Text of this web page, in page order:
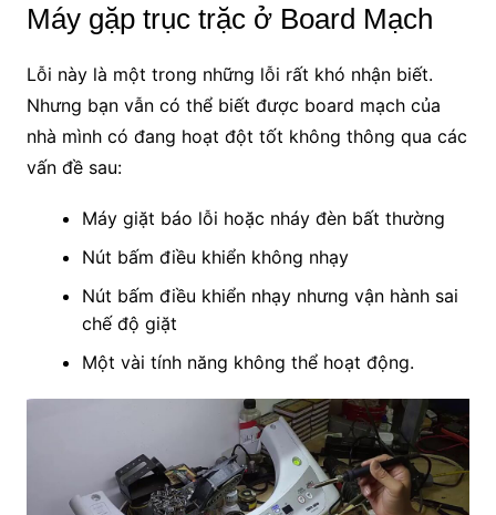
Máy gặp trục trặc ở Board Mạch
Lỗi này là một trong những lỗi rất khó nhận biết.
Nhưng bạn vẫn có thể biết được board mạch của
nhà mình có đang hoạt đột tốt không thông qua các
vấn đề sau:
Máy giặt báo lỗi hoặc nháy đèn bất thường
Nút bấm điều khiển không nhạy
Nút bấm điều khiển nhạy nhưng vận hành sai
chế độ giặt
Một vài tính năng không thể hoạt động.